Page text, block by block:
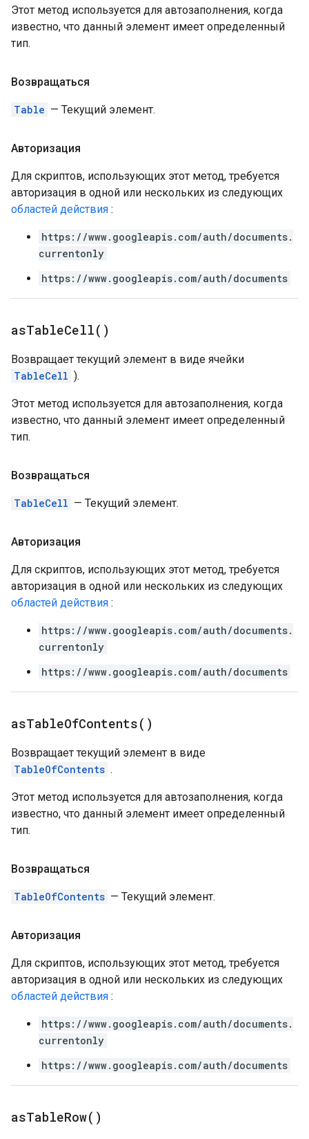
Этот метод используется для автозаполнения, когда
известно, что данный элемент имеет определенный
тип.
Возвращаться
Table — Текущий элемент.
Авторизация
Для скриптов, использующих этот метод, требуется
авторизация в одной или нескольких из следующих
областей действия :
https://www.googleapis.com/auth/documents.
currentonly
https://www.googleapis.com/auth/documents
asTableCell( )
Возвращает текущий элемент в виде ячейки
TableCell ).
Этот метод используется для автозаполнения, когда
известно, что данный элемент имеет определенный
тип.
Возвращаться
TableCell — Текущий элемент.
Авторизация
Для скриптов, использующих этот метод, требуется
авторизация в одной или нескольких из следующих
областей действия :
https://www.googleapis.com/auth/documents.
currentonly
https://www.googleapis.com/auth/documents
asTableOfContents( )
Возвращает текущий элемент в виде
TableOfContents .
Этот метод используется для автозаполнения, когда
известно, что данный элемент имеет определенный
тип.
Возвращаться
TableOfContents — Текущий элемент.
Авторизация
Для скриптов, использующих этот метод, требуется
авторизация в одной или нескольких из следующих
областей действия :
https://www.googleapis.com/auth/documents.
currentonly
https://www.googleapis.com/auth/documents
asTableRow( )